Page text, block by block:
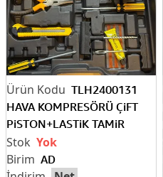
TLH2400131
HAVA KOMPRESÖRÜ ÇiFT
PiSTON+LASTiK TAMiR
KiTi+PENSE ÇANTALI
AD
Yok